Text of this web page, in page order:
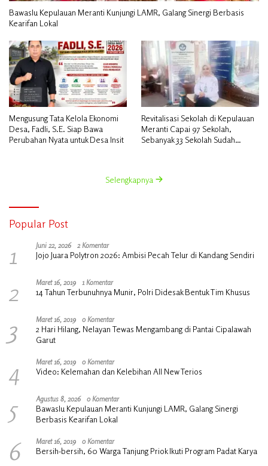
Bawaslu Kepulauan Meranti Kunjungi LAMR, Galang Sinergi Berbasis
Kearifan Lokal
Mengusung Tata Kelola Ekonomi
Desa, Fadli, S.E. Siap Bawa
Perubahan Nyata untuk Desa Insit
Revitalisasi Sekolah di Kepulauan
Meranti Capai 97 Sekolah,
Sebanyak 33 Sekolah Sudah
Selengkapnya
Popular Post
1 Juni 22, 2026 2 Komentar
Jojo Juara Polytron 2026: Ambisi Pecah Telur di Kandang Sendiri
2 Maret 16, 2019 1 Komentar
14 Tahun Terbunuhnya Munir, Polri Didesak Bentuk Tim Khusus
3 Maret 16, 2019 0 Komentar
2 Hari Hilang, Nelayan Tewas Mengambang di Pantai Cipalawah
Garut
4 Maret 16, 2019 0 Komentar
Video: Kelemahan dan Kelebihan All New Terios
5 Agustus 8, 2026 0 Komentar
Bawaslu Kepulauan Meranti Kunjungi LAMR, Galang Sinergi
Berbasis Kearifan Lokal
6 Maret 16, 2019 0 Komentar
Bersih-bersih, 60 Warga Tanjung Priok Ikuti Program Padat Karya